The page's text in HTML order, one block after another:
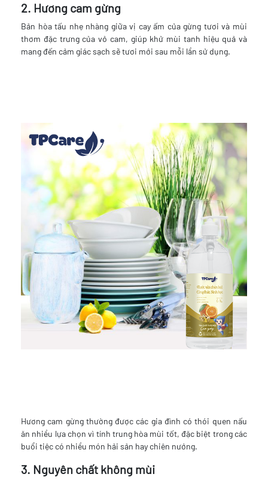
2. Hương cam gừng
Bản hòa tấu nhẹ nhàng giữa vị cay ấm của gừng tươi và mùi
thơm đặc trưng của vỏ cam, giúp khử mùi tanh hiệu quả và
mang đến cảm giác sạch sẽ tươi mới sau mỗi lần sử dụng.
Hương cam gừng thường được các gia đình có thói quen nấu
ăn nhiều lựa chọn vì tính trung hòa mùi tốt, đặc biệt trong các
buổi tiệc có nhiều món hải sản hay chiên nướng.
3. Nguyên chất không mùi